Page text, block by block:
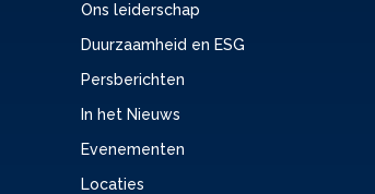
Ons leiderschap
Duurzaamheid en ESG
Persberichten
In het Nieuws
Evenementen
Locaties